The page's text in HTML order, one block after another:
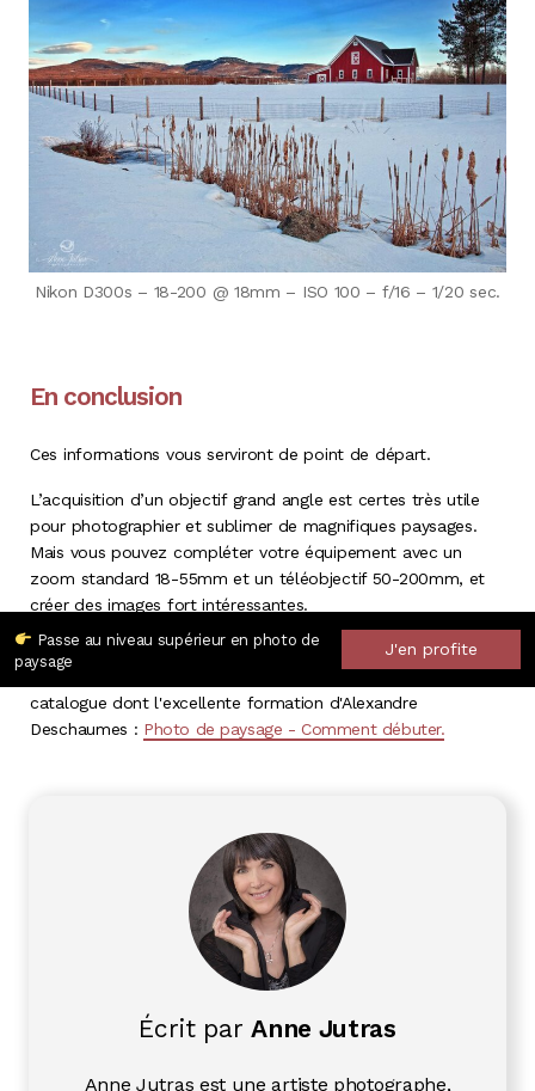
Passe au niveau supérieur en photo de
paysage
J'en profite
Nikon D300s – 18-200 @ 18mm – ISO 100 – f/16 – 1/20 sec.
En conclusion
Ces informations vous serviront de point de départ.
L’acquisition d’un objectif grand angle est certes très utile
pour photographier et sublimer de magnifiques paysages.
Mais vous pouvez compléter votre équipement avec un
zoom standard 18-55mm et un téléobjectif 50-200mm, et
créer des images fort intéressantes.
Et si vous souhaitez aller plus loin dans cette discipline,
Empara a plusieurs cours photo de paysage dans son
catalogue dont l'excellente formation d'Alexandre
Deschaumes : Photo de paysage - Comment débuter.
Écrit parAnne Jutras
Anne Jutras est une artiste photographe,